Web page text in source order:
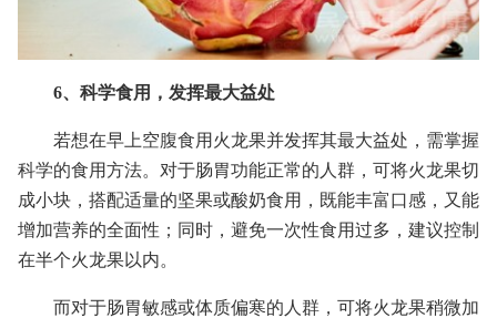
6、科学食用，发挥最大益处
若想在早上空腹食用火龙果并发挥其最大益处，需掌握
科学的食用方法。对于肠胃功能正常的人群，可将火龙果切
成小块，搭配适量的坚果或酸奶食用，既能丰富口感，又能
增加营养的全面性；同时，避免一次性食用过多，建议控制
在半个火龙果以内。
而对于肠胃敏感或体质偏寒的人群，可将火龙果稍微加